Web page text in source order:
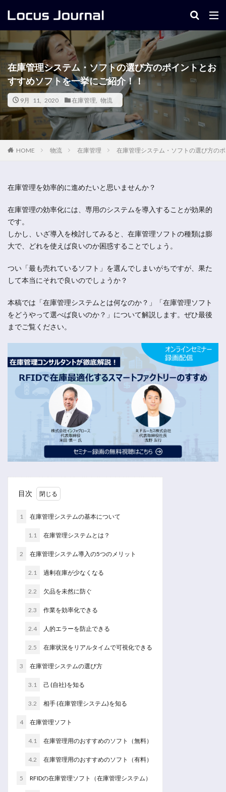
在庫管理システム・ソフトの選び方のポイントとお
すすめソフトを一挙にご紹介！！
9月 11, 2020 在庫管理 物流
HOME 物流 在庫管理 在庫管理システム・ソフトの選び方の
在庫管理を効率的に進めたいと思いませんか？
在庫管理の効率化には、専用のシステムを導入することが効果的
です。
しかし、いざ導入を検討してみると、在庫管理ソフトの種類は膨
大で、どれを使えば良いのか困惑することでしょう。
つい「最も売れているソフト」を選んでしまいがちですが、果た
して本当にそれで良いのでしょうか？
本稿では「在庫管理システムとは何なのか？」「在庫管理ソフト
をどうやって選べば良いのか？」について解説します。ぜひ最後
までご覧ください。
目次
1 在庫管理システムの基本について
1.1 在庫管理システムとは？
2 在庫管理システム導入の5つのメリット
2.1 過剰在庫が少なくなる
2.2 欠品を未然に防ぐ
2.3 作業を効率化できる
2.4 人的エラーを防止できる
2.5 在庫状況をリアルタイムで可視化できる
3 在庫管理システムの選び方
3.1 己 (自社)を知る
3.2 相手 (在庫管理システム)を知る
4 在庫管理ソフト
4.1 在庫管理用のおすすめのソフト（無料）
4.2 在庫管理用のおすすめのソフト（有料）
5 RFIDの在庫管理ソフト（在庫管理システム）